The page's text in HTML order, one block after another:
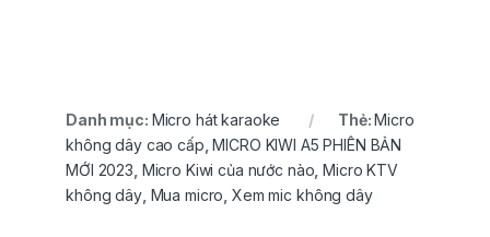
Danh mục: Micro hát karaoke Thẻ:Micro
không dây cao cấp ,MICRO KIWI A5 PHIÊN BẢN
MỚI 2023 Micro Kiwi của nước nào ,Micro KTV
không dây, Mua micro ,Xem mic không dây